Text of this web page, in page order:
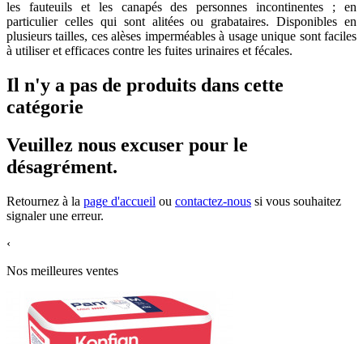
les fauteuils et les canapés des personnes incontinentes ; en
particulier celles qui sont alitées ou grabataires. Disponibles en
plusieurs tailles, ces alèses imperméables à usage unique sont faciles
à utiliser et efficaces contre les fuites urinaires et fécales.
Il n'y a pas de produits dans cette
catégorie
Veuillez nous excuser pour le
désagrément.
Retournez à la page d'accueil ou contactez-nous si vous souhaitez
signaler une erreur.
‹
Nos meilleures ventes